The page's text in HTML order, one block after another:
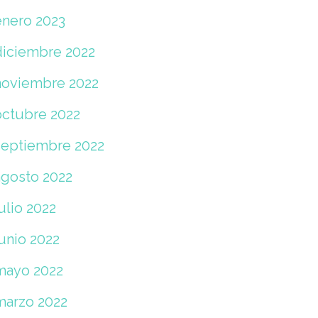
2023
2022
2022
2022
2022
2022
2022
2022
2022
2022